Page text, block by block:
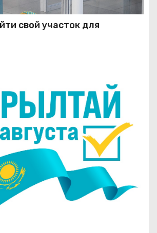
свой участок для